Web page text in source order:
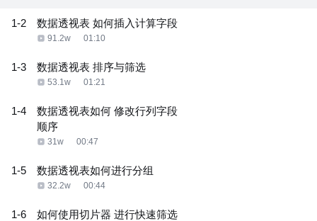
1-2 数据透视表 如何插入计算字段
91.2w 01:10
1-3 数据透视表 排序与筛选
53.1w 01:21
1-4
数据透视表如何 修改行列字段
顺序
31w 00:47
1-5 数据透视表如何进行分组
32.2w 00:44
1-6 如何使用切片器 进行快速筛选